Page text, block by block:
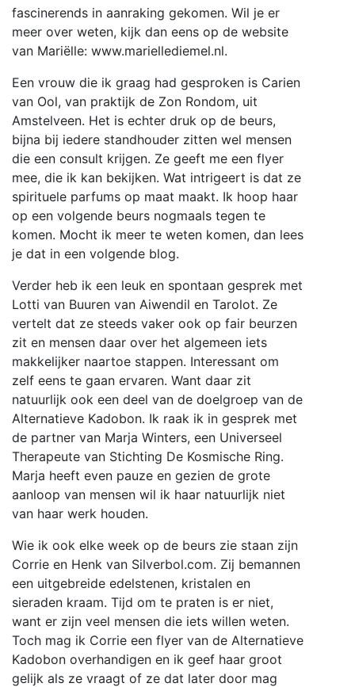
fascinerends in aanraking gekomen. Wil je er
meer over weten, kijk dan eens op de website
van Mariëlle: www.mariellediemel.nl.
Een vrouw die ik graag had gesproken is Carien
van Ool, van praktijk de Zon Rondom, uit
Amstelveen. Het is echter druk op de beurs,
bijna bij iedere standhouder zitten wel mensen
die een consult krijgen. Ze geeft me een flyer
mee, die ik kan bekijken. Wat intrigeert is dat ze
spirituele parfums op maat maakt. Ik hoop haar
op een volgende beurs nogmaals tegen te
komen. Mocht ik meer te weten komen, dan lees
je dat in een volgende blog.
Verder heb ik een leuk en spontaan gesprek met
Lotti van Buuren van Aiwendil en Tarolot. Ze
vertelt dat ze steeds vaker ook op fair beurzen
zit en mensen daar over het algemeen iets
makkelijker naartoe stappen. Interessant om
zelf eens te gaan ervaren. Want daar zit
natuurlijk ook een deel van de doelgroep van de
Alternatieve Kadobon. Ik raak ik in gesprek met
de partner van Marja Winters, een Universeel
Therapeute van Stichting De Kosmische Ring.
Marja heeft even pauze en gezien de grote
aanloop van mensen wil ik haar natuurlijk niet
van haar werk houden.
Wie ik ook elke week op de beurs zie staan zijn
Corrie en Henk van Silverbol.com. Zij bemannen
een uitgebreide edelstenen, kristalen en
sieraden kraam. Tijd om te praten is er niet,
want er zijn veel mensen die iets willen weten.
Toch mag ik Corrie een flyer van de Alternatieve
Kadobon overhandigen en ik geef haar groot
gelijk als ze vraagt of ze dat later door mag